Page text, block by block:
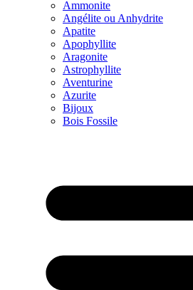
Ammonite
Angélite ou Anhydrite
Apatite
Apophyllite
Aragonite
Astrophyllite
Aventurine
Azurite
Bijoux
Bois Fossile